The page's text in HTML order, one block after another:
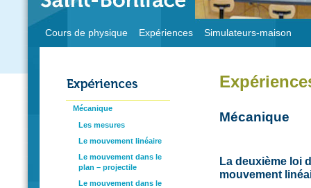
Cours de physique Expériences Simulateurs-maison
Mécanique
La deuxième loi
mouvement
Mécanique
Les mesures
Le mouvement linéaire
Le mouvement dans le
plan – projectile
Le mouvement dans le